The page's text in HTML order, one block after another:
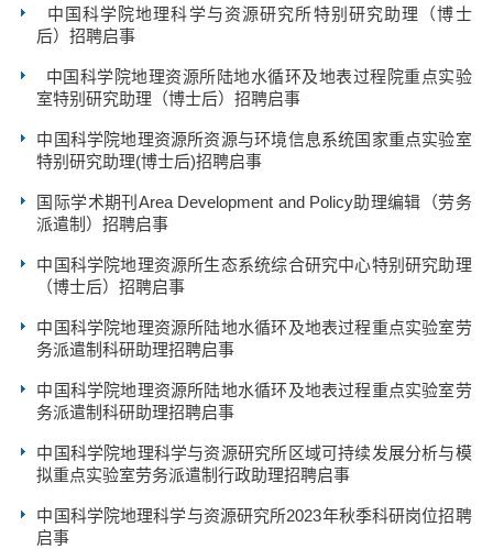
中国科学院地理科学与资源研究所特别研究助理（博士
后）招聘启事
中国科学院地理资源所陆地水循环及地表过程院重点实验
室特别研究助理（博士后）招聘启事
中国科学院地理资源所资源与环境信息系统国家重点实验室
特别研究助理(博士后)招聘启事
国际学术期刊Area Development and Policy助理编辑（劳务
派遣制）招聘启事
中国科学院地理资源所生态系统综合研究中心特别研究助理
（博士后）招聘启事
中国科学院地理资源所陆地水循环及地表过程重点实验室劳
务派遣制科研助理招聘启事
中国科学院地理资源所陆地水循环及地表过程重点实验室劳
务派遣制科研助理招聘启事
中国科学院地理科学与资源研究所区域可持续发展分析与模
拟重点实验室劳务派遣制行政助理招聘启事
中国科学院地理科学与资源研究所2023年秋季科研岗位招聘
启事